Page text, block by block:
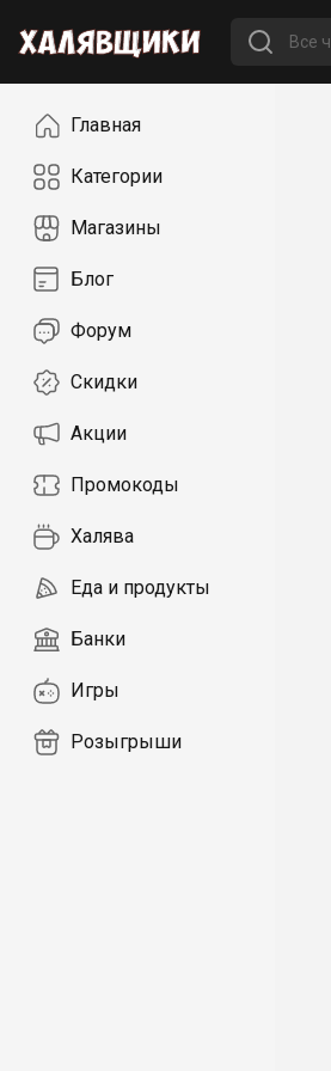
НавигацияГлавная
Категории
Магазины
Блог
Форум
Скидки
Акции
Промокоды
Халява
Еда и продукты
Банки
Игры
Розыгрыши